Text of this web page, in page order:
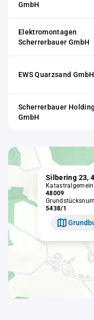
GmbH
Elektromontagen
Scherrerbauer GmbH
EWS Quarzsand GmbH
Scherrerbauer Holding
GmbH
Silbering 23,
48009
5438/1